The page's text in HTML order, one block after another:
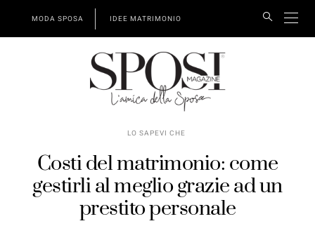
MODA SPOSA IDEE MATRIMONIO
LO SAPEVI CHE
Costi del matrimonio: come
gestirli al meglio grazie ad un
prestito personale